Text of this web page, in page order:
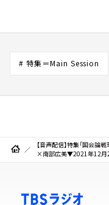
# 特集＝Main Session
【音声配信】特集「国会
×南部広美▼2021年12月27